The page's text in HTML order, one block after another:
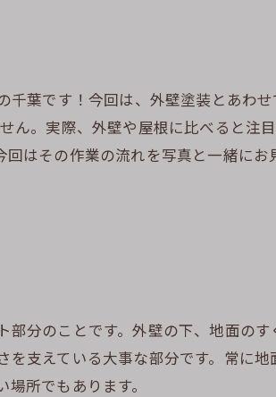
葉です！今回は、外壁塗装とあわ
ん。実際、外壁や屋根に比べると注
はその作業の流れを写真と一緒にお
分のことです。外壁の下、地面の
支えている大事な部分です。常に
所でもあります。